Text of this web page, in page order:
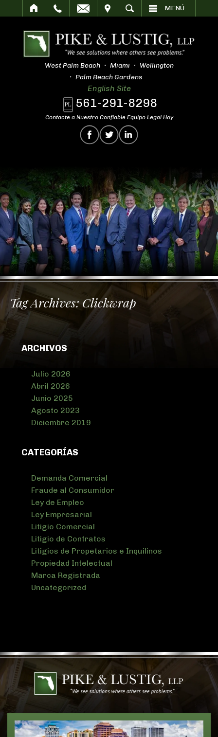
BUSCAR MENÚ
West Palm Beach Miami
Wellington
Palm Beach Gardens
English Site
561-291-8298
Contacte a Nuestro Confiable Equipo Legal Hoy
Tag Archives: Clickwrap
ARCHIVOS
Julio 2026
Abril 2026
Junio 2025
Agosto 2023
Diciembre 2019
CATEGORÍAS
Demanda Comercial
Fraude al Consumidor
Ley de Empleo
Ley Empresarial
Litigio Comercial
Litigio de Contratos
Litigios de Propetarios e Inquilinos
Propiedad Intelectual
Marca Registrada
Uncategorized